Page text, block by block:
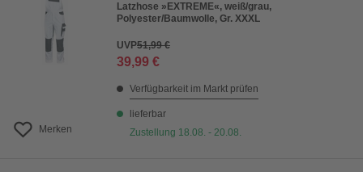
Merken
Latzhose »EXTREME«, weiß/grau,
Polyester/Baumwolle, Gr. XXXL
UVP51,99 €
39,99 €
Verfügbarkeit im Markt prüfen
lieferbar
Zustellung 18.08. - 20.08.